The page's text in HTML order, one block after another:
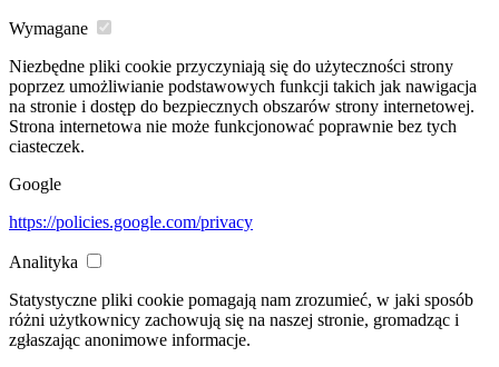
Wymagane
Niezbędne pliki cookie przyczyniają się do użyteczności strony
poprzez umożliwianie podstawowych funkcji takich jak nawigacja
na stronie i dostęp do bezpiecznych obszarów strony internetowej.
Strona internetowa nie może funkcjonować poprawnie bez tych
ciasteczek.
Google
https://policies.google.com/privacy
Analityka
Statystyczne pliki cookie pomagają nam zrozumieć, w jaki sposób
różni użytkownicy zachowują się na naszej stronie, gromadząc i
zgłaszając anonimowe informacje.